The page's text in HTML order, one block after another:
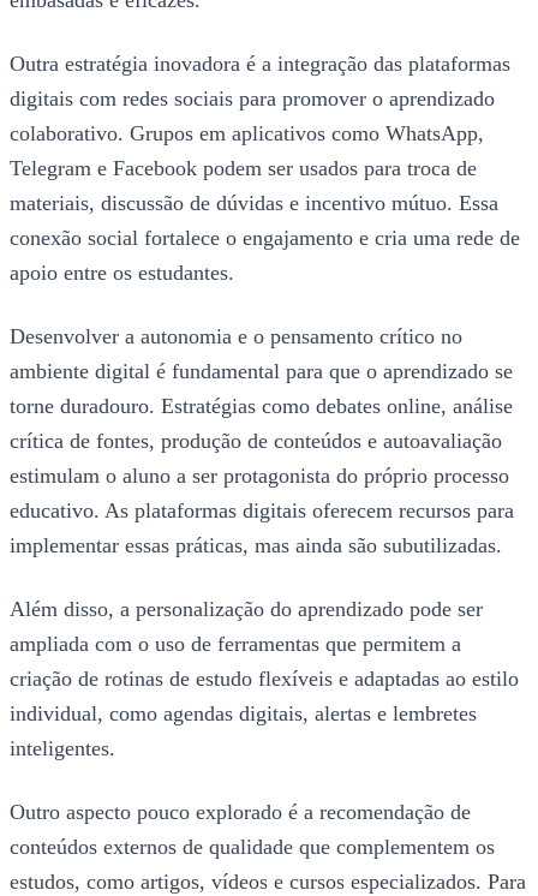
Outra estratégia inovadora é a integração das plataformas
digitais com redes sociais para promover o aprendizado
colaborativo. Grupos em aplicativos como WhatsApp,
Telegram e Facebook podem ser usados para troca de
materiais, discussão de dúvidas e incentivo mútuo. Essa
conexão social fortalece o engajamento e cria uma rede de
apoio entre os estudantes.
Desenvolver a autonomia e o pensamento crítico no
ambiente digital é fundamental para que o aprendizado se
torne duradouro. Estratégias como debates online, análise
crítica de fontes, produção de conteúdos e autoavaliação
estimulam o aluno a ser protagonista do próprio processo
educativo. As plataformas digitais oferecem recursos para
implementar essas práticas, mas ainda são subutilizadas.
Além disso, a personalização do aprendizado pode ser
ampliada com o uso de ferramentas que permitem a
criação de rotinas de estudo flexíveis e adaptadas ao estilo
individual, como agendas digitais, alertas e lembretes
inteligentes.
Outro aspecto pouco explorado é a recomendação de
conteúdos externos de qualidade que complementem os
estudos, como artigos, vídeos e cursos especializados. Para